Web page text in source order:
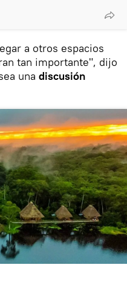
a otros espacios
tan importante", dijo
una discusión